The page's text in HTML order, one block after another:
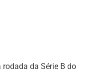
da Série B do